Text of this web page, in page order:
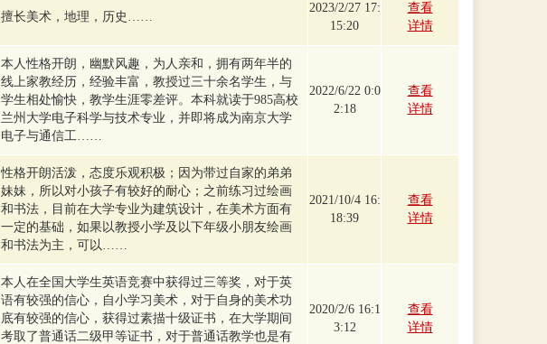
擅长美术，地理，历史……
2023/2/27 17:
15:20
查看
详情
本人性格开朗，幽默风趣，为人亲和，拥有两年半的
线上家教经历，经验丰富，教授过三十余名学生，与
学生相处愉快，教学生涯零差评。本科就读于985高校
兰州大学电子科学与技术专业，并即将成为南京大学
电子与通信工……
2022/6/22 0:0
2:18
查看
详情
性格开朗活泼，态度乐观积极；因为带过自家的弟弟
妹妹，所以对小孩子有较好的耐心；之前练习过绘画
和书法，目前在大学专业为建筑设计，在美术方面有
一定的基础，如果以教授小学及以下年级小朋友绘画
和书法为主，可以……
2021/10/4 16:
18:39
查看
详情
本人在全国大学生英语竞赛中获得过三等奖，对于英
语有较强的信心，自小学习美术，对于自身的美术功
底有较强的信心，获得过素描十级证书，在大学期间
考取了普通话二级甲等证书，对于普通话教学也是有
2020/2/6 16:1
3:12
查看
详情